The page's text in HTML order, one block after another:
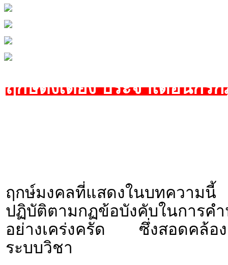
ฤกษ์ตั้งเตียง ประจำเดือนกร
ฤกษ์มงคลที่แสดงในบทความ
ปฏิบัติตามกฏข้อบังคับในก
อย่างเคร่งครัด ซึ่งสอดคล้อง
ระบบวิชา